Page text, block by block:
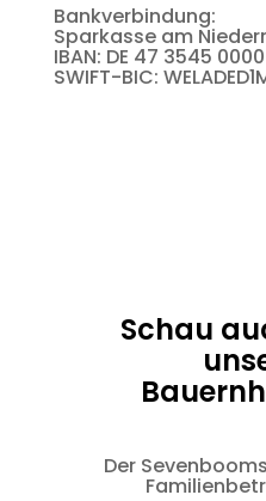
Bankverbindung:
Sparkasse am
IBAN: DE 47 3545 0000
SWIFT-BIC:
Schau
Der